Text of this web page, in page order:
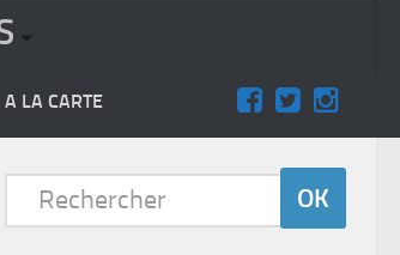
A LA CARTE